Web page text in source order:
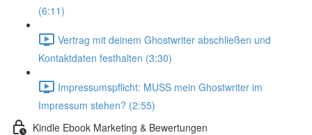
(6:11)
Vertrag mit deinem Ghostwriter abschließen und
Kontaktdaten festhalten (3:30)
Impressumspflicht: MUSS mein Ghostwriter im
Impressum stehen? (2:55)
Kindle Ebook Marketing & Bewertungen